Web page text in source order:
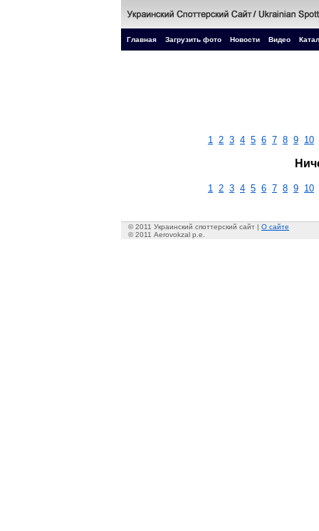
Главная Загрузить фото Новости Видео
1 2 3 4 5 6 7 8 9 10
1 2 3 4 5 6 7 8 9 10
© 2011 Украинский споттерский сайт | О сайте
© 2011 Aerovokzal p.e.